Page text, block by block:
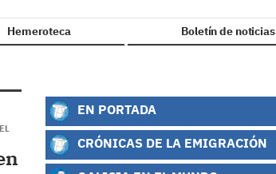
Hemeroteca Boletín de noticias
EN PORTADA
CRÓNICAS DE LA EMIGRACIÓN